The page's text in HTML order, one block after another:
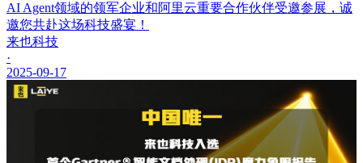
AI Agent领域的领军企业和阿里云重要合作伙伴受邀参展，诚
邀您共赴这场科技盛宴！
来也科技
·
2025-09-17